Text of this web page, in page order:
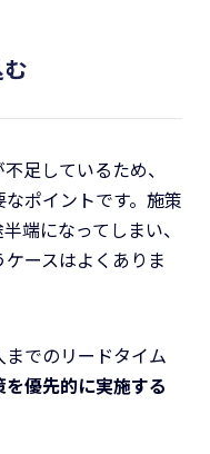
足しているため、
なポイントです。施策
端になってしまい、
ースはよくありま
でのリードタイム
優先的に実施する